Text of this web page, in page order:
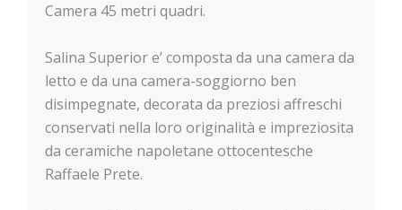
Camera 45 metri quadri.
Salina Superior e’ composta da una camera da
letto e da una camera-soggiorno ben
disimpegnate, decorata da preziosi affreschi
conservati nella loro originalità e impreziosita
da ceramiche napoletane ottocentesche
Raffaele Prete.